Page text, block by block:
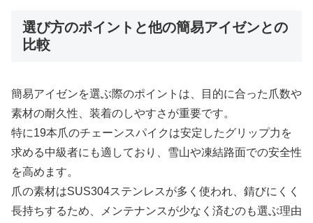
選び方のポイントと他の簡易アイゼンとの
比較
簡易アイゼンを選ぶ際のポイントは、目的に合った爪数や
素材の耐久性、装着のしやすさが重要です。
特に19本爪のチェーンスパイクは安定したグリップ力を
求める中級者にも適しており、雪山や凍結路面での安全性
を高めます。
爪の素材はSUS304ステンレスが多く使われ、錆びにくく
長持ちするため、メンテナンスが少なく済むのも選ぶ理由